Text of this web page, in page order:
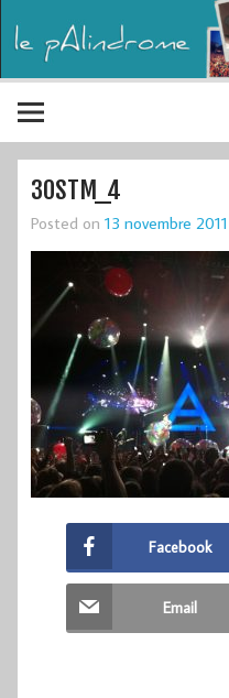
30STM_4
Posted on 13 novembre 2011
Facebook
Email